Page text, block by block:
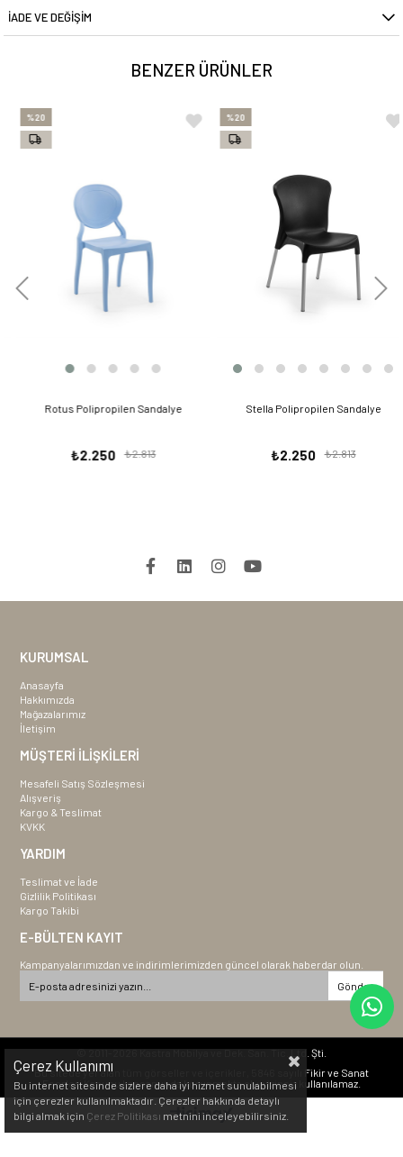
İADE VE DEĞIŞIM
BENZER ÜRÜNLER
Rotus Polipropilen Sandalye
₺2.250 ₺2.813
%20
Stella Polipropilen Sandalye
₺2.250 ₺2.813
%20
KURUMSAL
Anasayfa
Hakkımızda
Mağazalarımız
İletişim
MÜŞTERİ İLİŞKİLERİ
Mesafeli Satış Sözleşmesi
Alışveriş
Kargo & Teslimat
KVKK
YARDIM
Teslimat ve İade
Gizlilik Politikası
Kargo Takibi
E-BÜLTEN KAYIT
Kampanyalarımızdan ve indirimlerimizden güncel olarak haberdar olun.
Gönder
© 2011-2026 Kastra Mobilya ve Dek. San. Tic. Ltd. Şti.
Bu sitede yer alan tüm görseller ve içerikler, 5846 sayılı Fikir ve Sanat
Eserleri Kanunu kapsamında korunmakta olup izinsiz kullanılamaz.
Çerez Kullanımı
Bu internet sitesinde sizlere daha iyi hizmet sunulabilmesi
için çerezler kullanılmaktadır. Çerezler hakkında detaylı
bilgi almak için Çerez Politikası metnini inceleyebilirsiniz.